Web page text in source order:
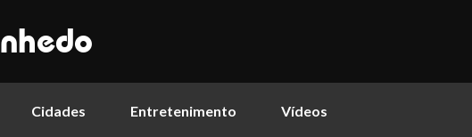
Cidades Entretenimento Vídeos